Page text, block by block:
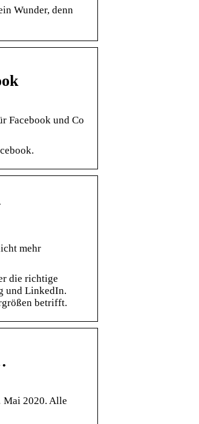
Wunder, denn
Facebook und Co
mehr
die richtige
und LinkedIn.
betrifft.
Mai 2020. Alle